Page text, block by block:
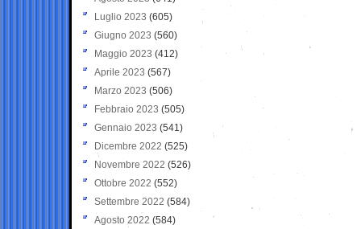
Luglio 2023 (605)
Giugno 2023 (560)
Maggio 2023 (412)
Aprile 2023 (567)
Marzo 2023 (506)
Febbraio 2023 (505)
Gennaio 2023 (541)
Dicembre 2022 (525)
Novembre 2022 (526)
Ottobre 2022 (552)
Settembre 2022 (584)
Agosto 2022 (584)